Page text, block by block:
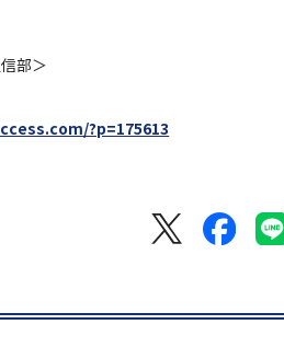
部＞
?p=175613